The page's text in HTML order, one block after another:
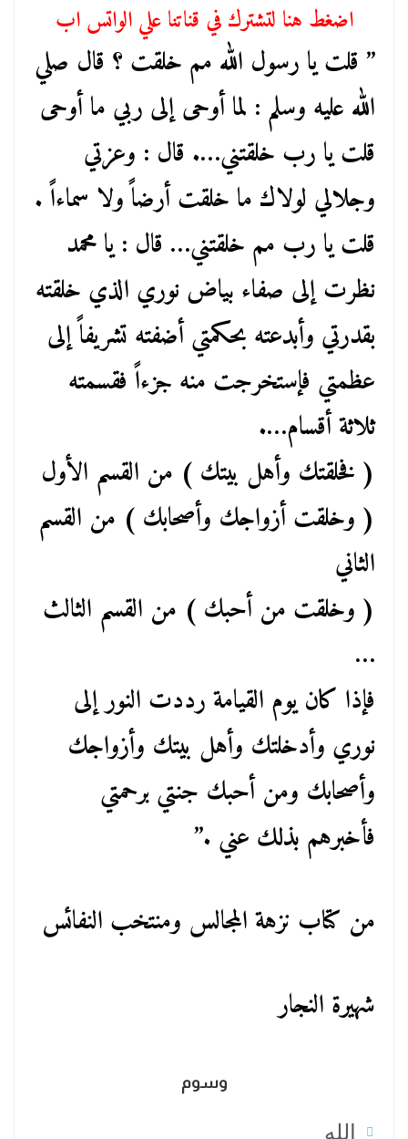
اضغط هنا لتشترك في قناتنا علي الواتس اب
” قلت يا رسول الله مم خلقت ؟ قال صلي
الله عليه وسلم : لما أوحى إلى ربي ما أوحى
قلت يا رب خلقتني…. قال : وعزتي
وجلالي لولاك ما خلقت أرضاً ولا سماءاً .
قلت يا رب مم خلقتني… قال : يا محمد
نظرت إلى صفاء بياض نوري الذي خلقته
بقدرتي وأبدعته بحكمتي أضفته تشريفاً إلى
عظمتي فإستخرجت منه جزءاً فقسمته
ثلاثة أقسام….
( فخلقتك وأهل بيتك ) من القسم الأول
( وخلقت أزواجك وأصحابك ) من القسم
الثاني
( وخلقت من أحبك ) من القسم الثالث
…
فإذا كان يوم القيامة رددت النور إلى
نوري وأدخلتك وأهل بيتك وأزواجك
وأصحابك ومن أحبك جنتي برحمتي
فأخبرهم بذلك عني .”
من كتاب نزهة المجالس ومنتخب النفائس
شهيرة النجار
وسوم
الله